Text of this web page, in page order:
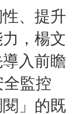
、提升
，楊文
入前瞻
監控
」的既